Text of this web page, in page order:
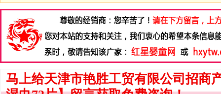
马上给天津市艳胜工贸有限公司招商